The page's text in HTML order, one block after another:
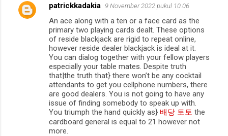
K
patrickkadakia 9 November 2022 pukul 10.06
An ace along with a ten or a face card as the
primary two playing cards dealt. These options
of reside blackjack are rigid to repeat online,
however reside dealer blackjack is ideal at it.
You can dialog together with your fellow players
especially your table mates. Despite truth
that|the truth that} there won’t be any cocktail
attendants to get you cellphone numbers, there
are good dealers. You is not going to have any
issue of finding somebody to speak up with.
You triumph the hand quickly as} 배당 토토 the
cardboard general is equal to 21 however not
more.